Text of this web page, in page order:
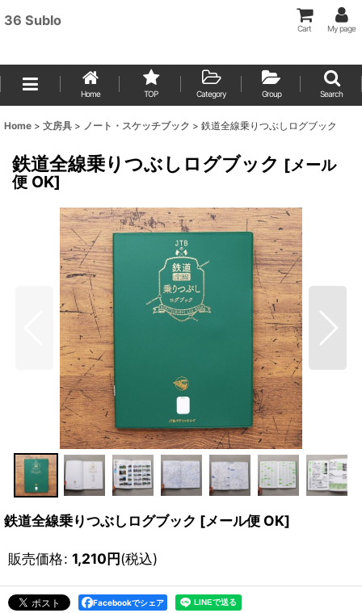
36 Sublo
Cart My page
Home TOP Category Group Search
Home > 文房具 > ノート・スケッチブック > 鉄道全線乗りつぶしログブック
鉄道全線乗りつぶしログブック [メール
便 OK]
鉄道全線乗りつぶしログブック [メール便 OK]
販売価格: 1,210円(税込)
Facebookでシェア